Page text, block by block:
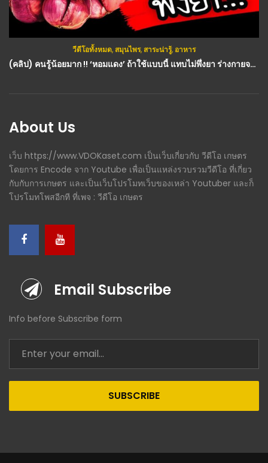
วีดีโอทั้งหมด, สมุนไพร, สาระน่ารู้, อาหาร
(คลิป) คนรู้น้อยมาก !! ‘หอมแดง’ ถ้าใช้แบบนี้ แทบไม่พึ่งยา ร่างกายจะดีขึ้น ไขมันสลาย : วีดีโอ เกษตร
About Us
เว็บ https://www.VDOKaset.com เป็นเว็บเกี่ยวกับ วีดีโอ เกษตร
โดยการ Encode จาก Youtube เพื่อเป็นแหล่งรวบรวมวีดีโอ ที่เกี่ยว
กับกับการเกษตร และเป็นเว็บโปรโมทเว็บของเหล่า Youtuber และก็
โปรโมทโพสอีกที ที่เพจ : วีดีโอ เกษตร
Email Subscribe
Info before Subscribe form
SUBSCRIBE